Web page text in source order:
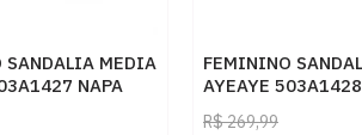
SANDALIA MEDIA
NAPA
FEMININO
AYEAYE
COMFORT MENTA
R$269,99